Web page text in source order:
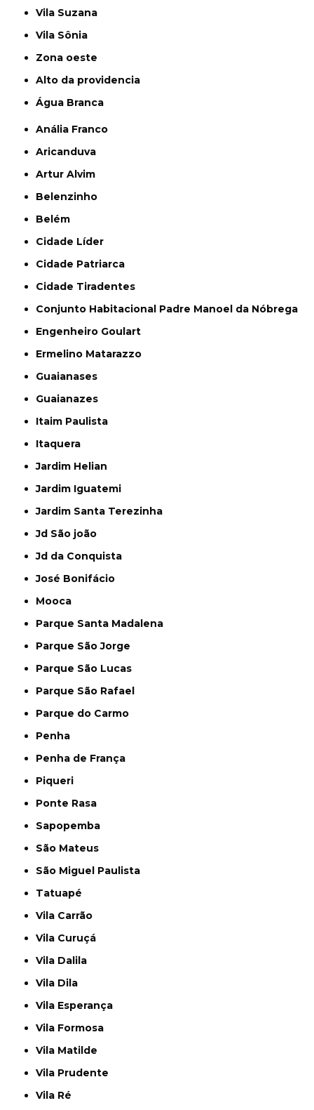
Vila Suzana
Vila Sônia
Zona oeste
alto da providencia
Água Branca
Anália Franco
Aricanduva
Artur Alvim
Belenzinho
Belém
Cidade Líder
Cidade Patriarca
Cidade Tiradentes
Conjunto Habitacional Padre Manoel da Nóbrega
Engenheiro Goulart
Ermelino Matarazzo
Guaianases
Guaianazes
Itaim Paulista
Itaquera
Jardim Helian
Jardim Iguatemi
Jardim Santa Terezinha
Jd São joão
Jd da Conquista
José Bonifácio
Mooca
Parque Santa Madalena
Parque São Jorge
Parque São Lucas
Parque São Rafael
Parque do Carmo
Penha
Penha de França
Piqueri
Ponte Rasa
Sapopemba
São Mateus
São Miguel Paulista
Tatuapé
Vila Carrão
Vila Curuçá
Vila Dalila
Vila Dila
Vila Esperança
Vila Formosa
Vila Matilde
Vila Prudente
Vila Ré